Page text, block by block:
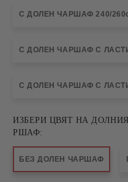
С ДОЛЕН ЧАРШАФ 240/
С ДОЛЕН ЧАРШАФ С
С ДОЛЕН ЧАРШАФ С
ИЗБЕРИ ЦВЯТ НА
РШАФ:
БЕЗ ДОЛЕН ЧАРШАФ